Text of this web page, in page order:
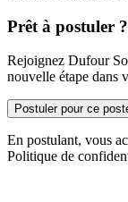
Prêt à postuler ?
Rejoignez Dufour
nouvelle étape dans
Postuler pour ce
En postulant, vous
Politique de